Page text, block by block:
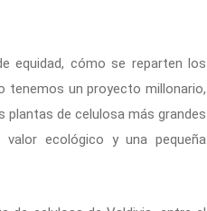
equidad, cómo se reparten los
tenemos un proyecto millonario,
plantas de celulosa más grandes
ecológico y una pequeña